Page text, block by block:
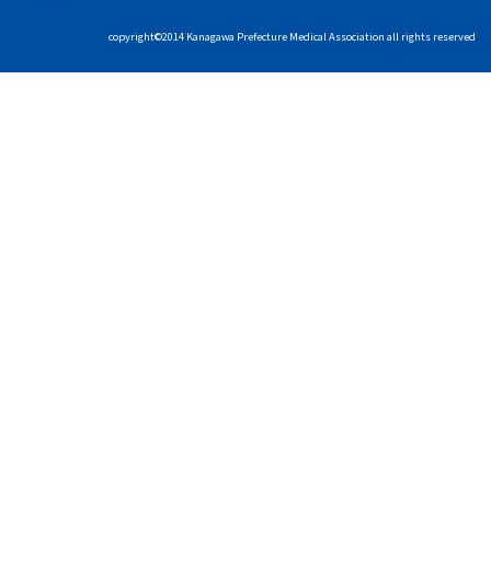
copyright©2014 Kanagawa Prefecture Medical Association all rights reserved